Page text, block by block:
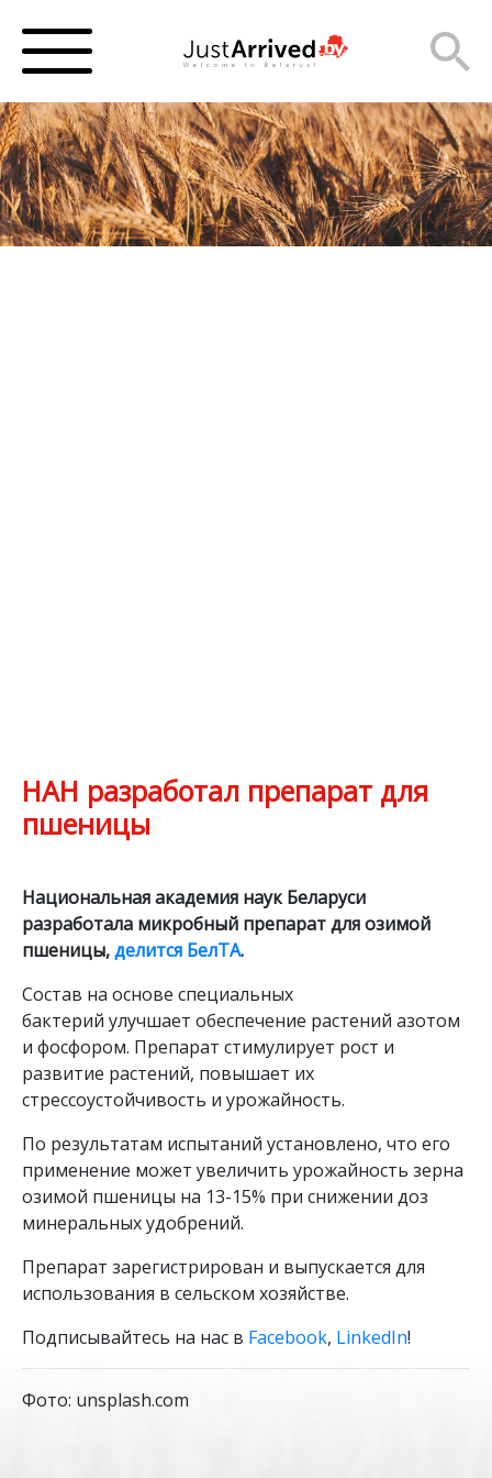
НАН разработал препарат для
пшеницы
Национальная академия наук Беларуси
разработала микробный препарат для озимой
пшеницы,делится БелТА.
Состав на основе специальных
бактерий улучшает обеспечение растений азотом
и фосфором. Препарат стимулирует рост и
развитие растений, повышает их
стрессоустойчивость и урожайность.
По результатам испытаний установлено, что его
применение может увеличить урожайность зерна
озимой пшеницы на 13-15% при снижении доз
минеральных удобрений.
Препарат зарегистрирован и выпускается для
использования в сельском хозяйстве.
Подписывайтесь на нас в Facebook, LinkedIn!
Фото: unsplash.com